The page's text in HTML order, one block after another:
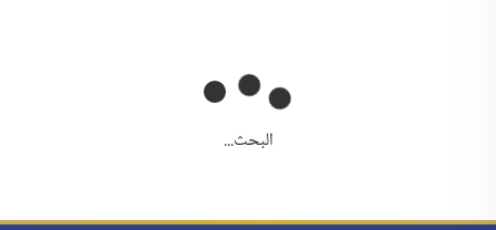
البحث...